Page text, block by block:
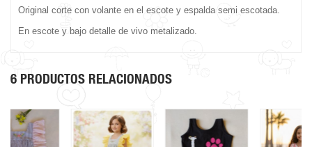
Original corte con volante en el escote y espalda semi escotada.
En escote y bajo detalle de vivo metalizado.
6 PRODUCTOS RELACIONADOS